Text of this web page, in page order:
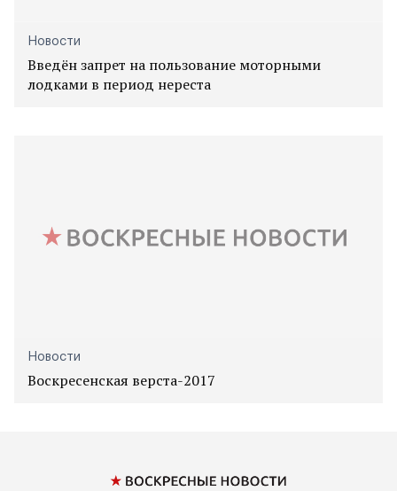
Новости
Введён запрет на пользование моторными
лодками в период нереста
Новости
Воскресенская верста-2017